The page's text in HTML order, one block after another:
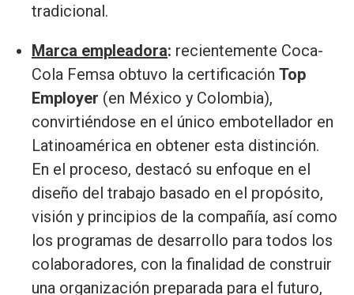
tradicional.
Marca empleadora: recientemente Coca-
Cola Femsa obtuvo la certificación Top
Employer (en México y Colombia),
convirtiéndose en el único embotellador en
Latinoamérica en obtener esta distinción.
En el proceso, destacó su enfoque en el
diseño del trabajo basado en el propósito,
visión y principios de la compañía, así como
los programas de desarrollo para todos los
colaboradores, con la finalidad de construir
una organización preparada para el futuro,